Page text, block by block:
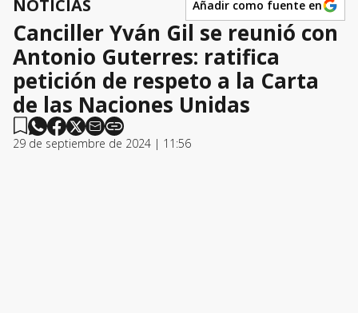
NOTICIAS Añadir como fuente en
Canciller Yván Gil se reunió con
Antonio Guterres: ratifica
petición de respeto a la Carta
de las Naciones Unidas
29 de septiembre de 2024 | 11:56